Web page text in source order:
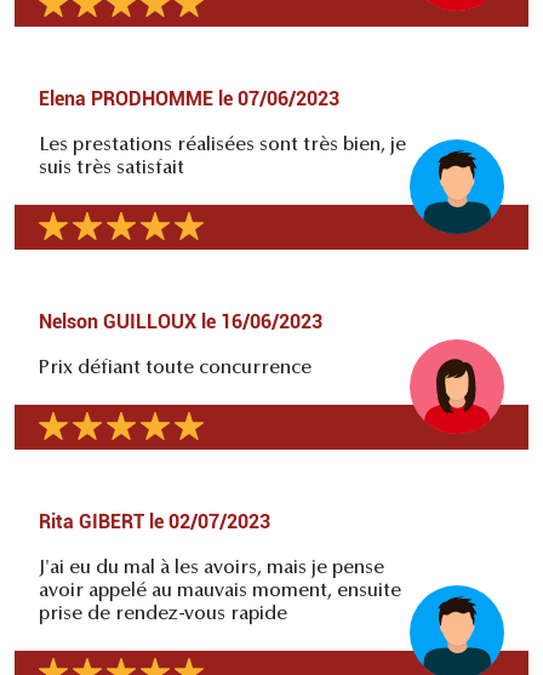
Elena PRODHOMME le 07/06/2023
Les prestations réalisées sont très bien, je
suis très satisfait
Nelson GUILLOUX le 16/06/2023
Prix défiant toute concurrence
Rita GIBERT le 02/07/2023
J'ai eu du mal à les avoirs, mais je pense
avoir appelé au mauvais moment, ensuite
prise de rendez-vous rapide